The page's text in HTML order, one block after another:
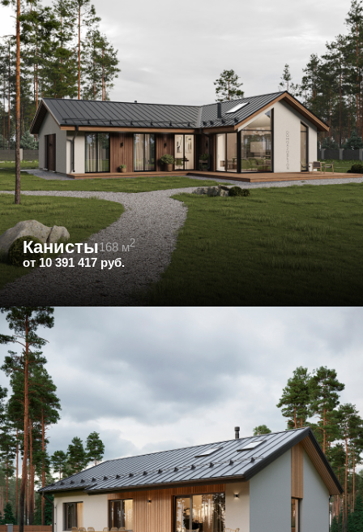
Строкино 2
от 11 817 250 руб.
Прибрежный190 м
от 11 411 705 руб.
Обсудить проект под мой участок